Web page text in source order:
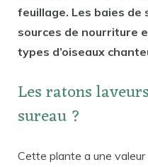
feuillage. Les baies de
sources de nourriture
types d’oiseaux
Les ratons
sureau ?
Cette plante a une